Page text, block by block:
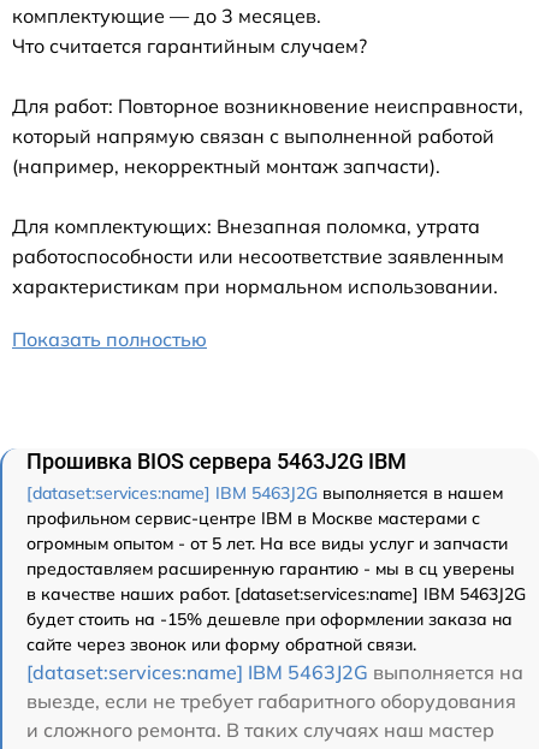
комплектующие — до 3 месяцев.
Что считается гарантийным случаем?
Для работ: Повторное возникновение неисправности,
который напрямую связан с выполненной работой
(например, некорректный монтаж запчасти).
Для комплектующих: Внезапная поломка, утрата
работоспособности или несоответствие заявленным
характеристикам при нормальном использовании.
Показать полностью
Прошивка BIOS сервера 5463J2G IBM
[dataset:services:name] IBM 5463J2G выполняется в нашем
профильном сервис-центре IBM в Москве мастерами с
огромным опытом - от 5 лет. На все виды услуг и запчасти
предоставляем расширенную гарантию - мы в сц уверены
в качестве наших работ. [dataset:services:name] IBM 5463J2G
будет стоить на -15% дешевле при оформлении заказа на
сайте через звонок или форму обратной связи.
[dataset:services:name] IBM 5463J2G выполняется на
выезде, если не требует габаритного оборудования
и сложного ремонта. В таких случаях наш мастер